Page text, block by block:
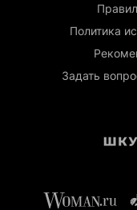
Политика
Задать